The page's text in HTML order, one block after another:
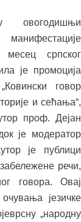
српског
је промоција
говор
и сећања“,
проф. Дејан
је модератор
је публици
речи,
говора. Овај
језичке
„народну